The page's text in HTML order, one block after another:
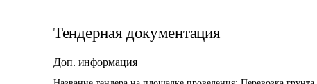
Тендерная документация
Доп. информация